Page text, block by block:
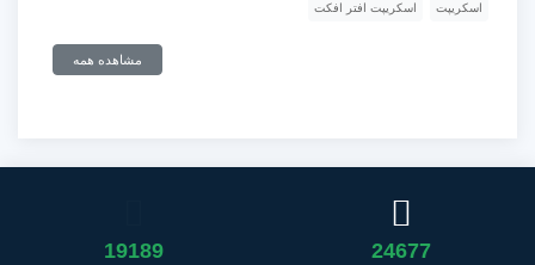
اسکریپت اسکریپت افتر افکت
مشاهده همه
24677
19189